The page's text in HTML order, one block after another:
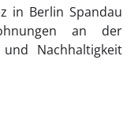
in Berlin Spandau
an der
Nachhaltigkeit